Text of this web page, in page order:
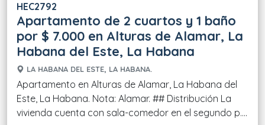
HEC2792
Apartamento de 2 cuartos y 1 baño
por $ 7.000 en Alturas de Alamar, La
Habana del Este, La Habana
LA HABANA DEL ESTE, LA HABANA.
Apartamento en Alturas de Alamar, La Habana del
Este, La Habana. Nota: Alamar. ## Distribución La
vivienda cuenta con sala-comedor en el segundo p....